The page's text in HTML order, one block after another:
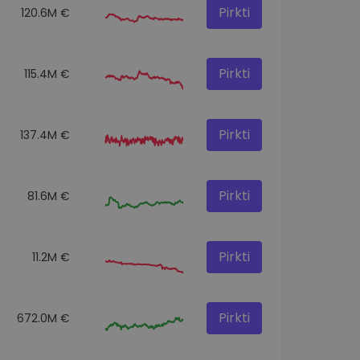
120.6M € Pirkti
115.4M € Pirkti
137.4M € Pirkti
81.6M € Pirkti
11.2M € Pirkti
672.0M € Pirkti